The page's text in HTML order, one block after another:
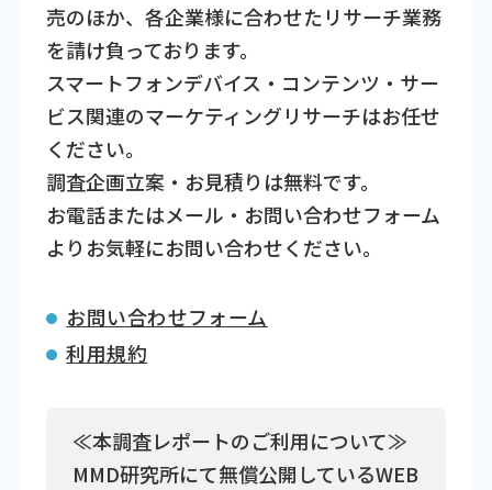
売のほか、各企業様に合わせたリサーチ業務
を請け負っております。
スマートフォンデバイス・コンテンツ・サー
ビス関連のマーケティングリサーチはお任せ
ください。
調査企画立案・お見積りは無料です。
お電話またはメール・お問い合わせフォーム
よりお気軽にお問い合わせください。
お問い合わせフォーム
利用規約
≪本調査レポートのご利用について≫
MMD研究所にて無償公開しているWEB